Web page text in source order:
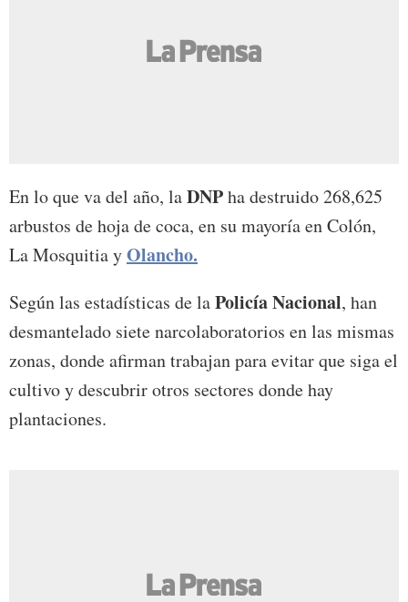
En lo que va del año, laDNPha destruido 268,625
arbustos de hoja de coca, en su mayoría en Colón,
La Mosquitia yOlancho.
Según las estadísticas de laPolicía Nacional, han
desmantelado siete narcolaboratorios en las mismas
zonas, donde afirman trabajan para evitar que siga el
cultivo y descubrir otros sectores donde hay
plantaciones.